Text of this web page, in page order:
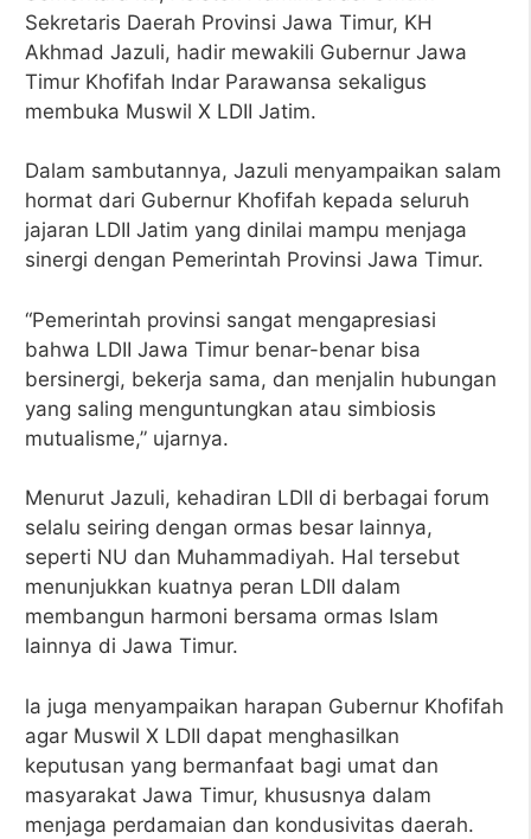
Sekretaris Daerah Provinsi Jawa Timur, KH
Akhmad Jazuli, hadir mewakili Gubernur Jawa
Timur Khofifah Indar Parawansa sekaligus
membuka Muswil X LDII Jatim.
Dalam sambutannya, Jazuli menyampaikan salam
hormat dari Gubernur Khofifah kepada seluruh
jajaran LDII Jatim yang dinilai mampu menjaga
sinergi dengan Pemerintah Provinsi Jawa Timur.
“Pemerintah provinsi sangat mengapresiasi
bahwa LDII Jawa Timur benar-benar bisa
bersinergi, bekerja sama, dan menjalin hubungan
yang saling menguntungkan atau simbiosis
mutualisme,” ujarnya.
Menurut Jazuli, kehadiran LDII di berbagai forum
selalu seiring dengan ormas besar lainnya,
seperti NU dan Muhammadiyah. Hal tersebut
menunjukkan kuatnya peran LDII dalam
membangun harmoni bersama ormas Islam
lainnya di Jawa Timur.
la juga menyampaikan harapan Gubernur Khofifah
agar Muswil X LDII dapat menghasilkan
keputusan yang bermanfaat bagi umat dan
masyarakat Jawa Timur, khususnya dalam
menjaga perdamaian dan kondusivitas daerah.